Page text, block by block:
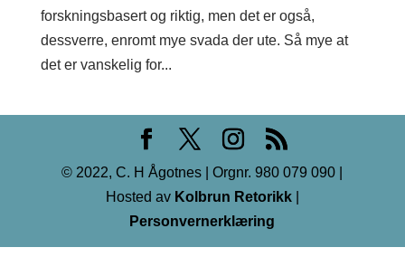
forskningsbasert og riktig, men det er også,
dessverre, enromt mye svada der ute. Så mye at
det er vanskelig for...
© 2022, C. H Ågotnes | Orgnr. 980 079 090 |
Hosted avKolbrun Retorikk|
Personvernerklæring